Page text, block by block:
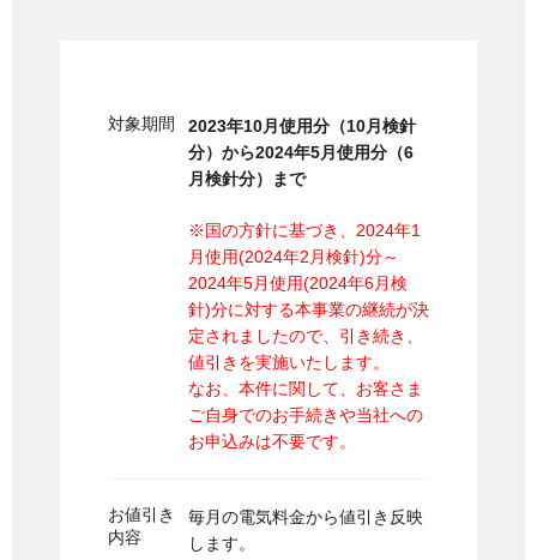
対象期間
2023年10月使用分（10月検針
分）から2024年5月使用分（6
月検針分）まで
※国の方針に基づき、2024年1
月使用(2024年2月検針)分～
2024年5月使用(2024年6月検
針)分に対する本事業の継続が決
定されましたので、引き続き、
値引きを実施いたします。
なお、本件に関して、お客さま
ご自身でのお手続きや当社への
お申込みは不要です。
お値引き
内容
毎月の電気料金から値引き反映
します。